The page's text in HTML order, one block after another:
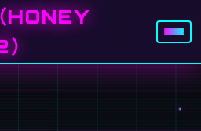
HONEY